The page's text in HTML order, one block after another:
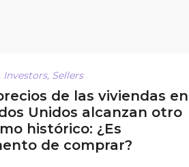
Investors, Sellers
de las viviendas en
Unidos alcanzan otro
histórico: ¿Es
de comprar?